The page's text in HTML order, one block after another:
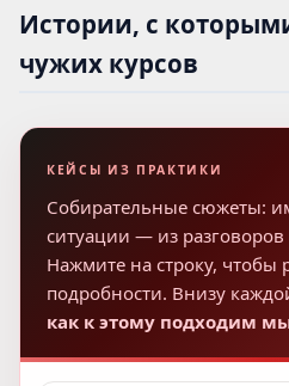
Истории, с
чужих курсов
КЕЙСЫ ИЗ ПРАКТИКИ
Собирательные сюжеты:
ситуации — из
Нажмите на строку, чтобы
подробности. Внизу
как к этому подходим мы